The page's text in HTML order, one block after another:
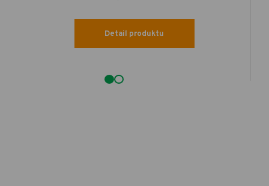
Detail produktu